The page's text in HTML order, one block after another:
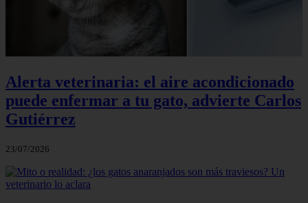
Alerta veterinaria: el aire acondicionado
puede enfermar a tu gato, advierte Carlos
Gutiérrez
23/07/2026